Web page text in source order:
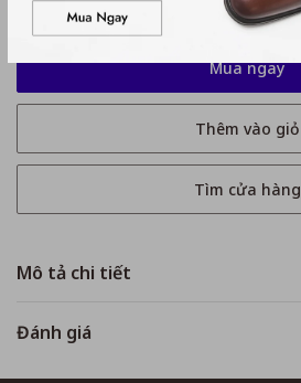
Mô tả chi tiết
Đánh giá
Mua ngay
Thêm vào giỏ
Tìm cửa hàng